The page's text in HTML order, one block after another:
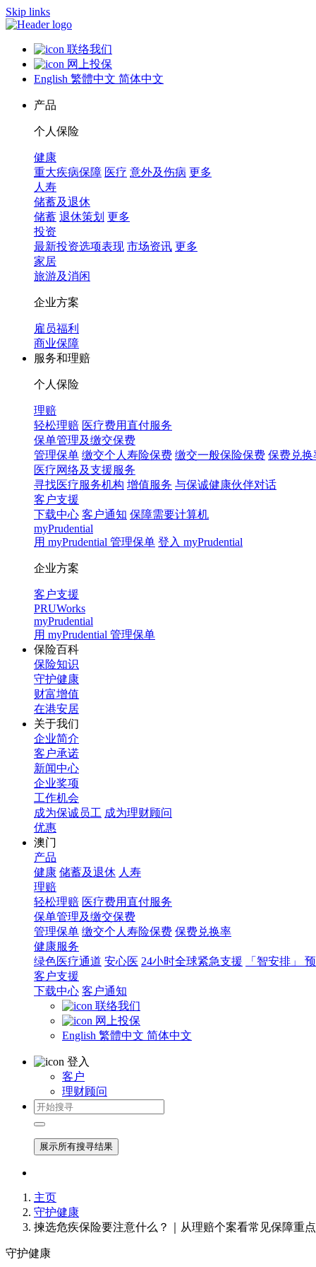
Skip links
联络我们
网上投保
English 繁體中文 简体中文
产品
个人保险
健康
重大疾病保障 医疗 意外及伤病 更多
人寿
储蓄及退休
储蓄 退休策划 更多
投资
最新投资选项表现 市场资讯 更多
家居
旅游及消闲
企业方案
雇员福利
商业保障
服务和理赔
个人保险
理赔
轻松理赔 医疗费用直付服务
保单管理及缴交保费
管理保单 缴交个人寿险保费 缴交一般保险保费 保费兑换
医疗网络及支援服务
寻找医疗服务机构 增值服务 与保诚健康伙伴对话
客户支援
下载中心 客户通知 保障需要计算机
myPrudential
用 myPrudential 管理保单 登入 myPrudential
企业方案
客户支援
PRUWorks
myPrudential
用 myPrudential 管理保单
保险百科
保险知识
守护健康
财富增值
在港安居
关于我们
企业简介
客户承诺
新闻中心
企业奖项
工作机会
成为保诚员工 成为理财顾问
优惠
澳门
产品
健康 储蓄及退休 人寿
理赔
轻松理赔 医疗费用直付服务
保单管理及缴交保费
管理保单 缴交个人寿险保费 保费兑换率
健康服务
绿色医疗通道 安心医 24小时全球紧急支援
「智安排」
客户支援
下载中心 客户通知
联络我们
网上投保
English 繁體中文 简体中文
登入
客户
理财顾问
展示所有搜寻结果
主页
守护健康
揀选危疾保险要注意什么？｜从理赔个案看常见保障重点
守护健康